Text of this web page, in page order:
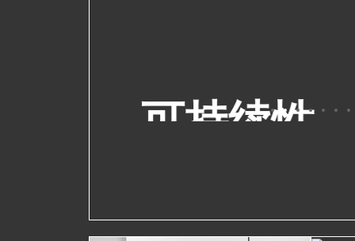
可持续性